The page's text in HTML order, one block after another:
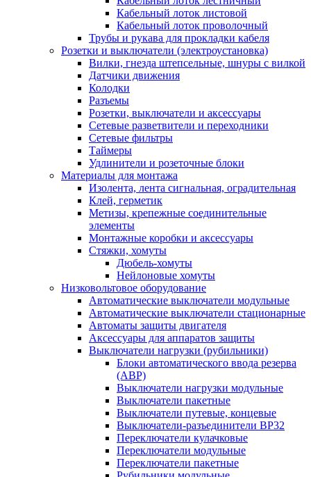
Кабельный лоток листовой
Кабельный лоток проволочный
Трубы и рукава для прокладки кабеля
Розетки и выключатели (электроустановка)
Вилки, гнезда штепсельные, шнуры с вилкой
Датчики движения
Колодки
Разъемы
Розетки, выключатели и аксессуары
Сетевые разветвители и переходники
Сетевые фильтры
Таймеры
Удлинители и розеточные блоки
Материалы для монтажа
Изолента, лента сигнальная, оградительная
Клей, герметик
Метизы, крепежные соединительные
элементы
Монтажные коробки и аксессуары
Стяжки, хомуты
Дюбель-хомуты
Нейлоновые хомуты
Низковольтовое оборудование
Автоматические выключатели модульные
Автоматические выключатели стационарные
Автоматы защиты двигателя
Аксессуары для аппаратов защиты
Выключатели нагрузки (рубильники)
Блоки автоматического ввода резерва
(АВР)
Выключатели нагрузки модульные
Выключатели пакетные
Выключатели путевые, концевые
Выключатели-разъединители ВР32
Переключатели кулачковые
Переключатели модульные
Переключатели пакетные